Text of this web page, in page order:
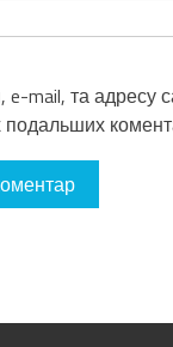
e-mail, та адресу
подальших